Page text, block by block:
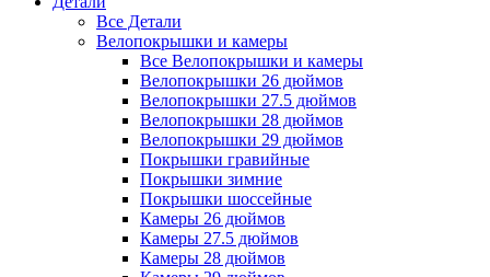
Все Детали
Велопокрышки и камеры
Все Велопокрышки и камеры
Велопокрышки 26 дюймов
Велопокрышки 27.5 дюймов
Велопокрышки 28 дюймов
Велопокрышки 29 дюймов
Покрышки гравийные
Покрышки зимние
Покрышки шоссейные
Камеры 26 дюймов
Камеры 27.5 дюймов
Камеры 28 дюймов